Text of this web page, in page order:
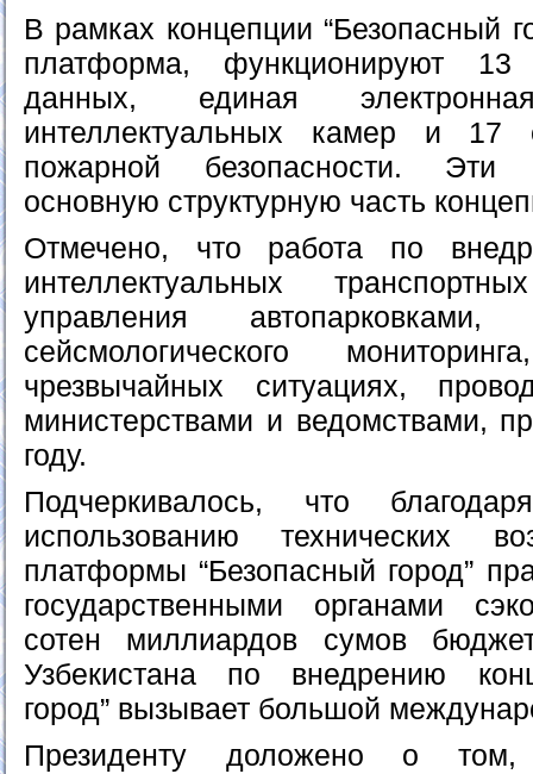
В рамках концепции “Безопасный
платформа, функционируют 13
данных, единая
интеллектуальных камер и 17
пожарной безопасности. Эти
основную структурную часть
Отмечено, что работа по
интеллектуальных
управления автопарковками,
сейсмологического
чрезвычайных ситуациях,
министерствами и ведомствами,
году.
Подчеркивалось, что
использованию технических
платформы “Безопасный город”
государственными органами
сотен миллиардов сумов
Узбекистана по внедрению
город” вызывает большой
Президенту доложено о